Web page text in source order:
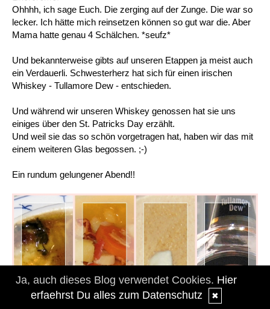
Ohhhh, ich sage Euch. Die zerging auf der Zunge. Die war so
lecker. Ich hätte mich reinsetzen können so gut war die. Aber
Mama hatte genau 4 Schälchen. *seufz*
Und bekannterweise gibts auf unseren Etappen ja meist auch
ein Verdauerli. Schwesterherz hat sich für einen irischen
Whiskey - Tullamore Dew - entschieden.
Und während wir unseren Whiskey genossen hat sie uns
einiges über den St. Patricks Day erzählt.
Und weil sie das so schön vorgetragen hat, haben wir das mit
einem weiteren Glas begossen. ;-)
Ein rundum gelungener Abend!!
Ja, auch dieses Blog verwendet Cookies. Hier
erfaehrst Du alles zum Datenschutz
✖